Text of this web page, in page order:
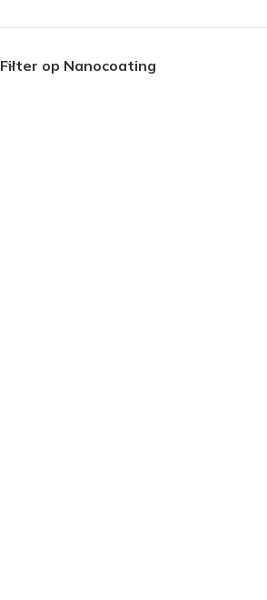
Filter op Nanocoating